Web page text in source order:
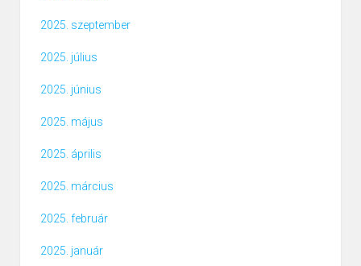
2025. szeptember
2025. július
2025. június
2025. május
2025. április
2025. március
2025. február
2025. január